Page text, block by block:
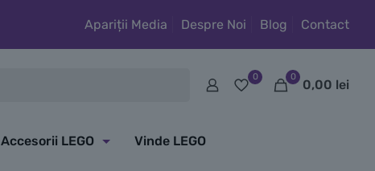
Apariții Media Despre Noi Blog Contact
0 0
0,00 lei
Accesorii LEGO Vinde LEGO